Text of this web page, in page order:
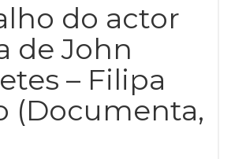
do actor
de John
– Filipa
(Documenta,